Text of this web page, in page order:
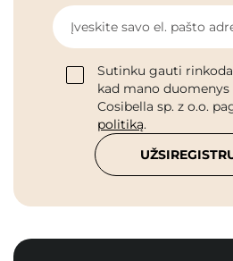
Įveskite savo el. pašto
Sutinku gauti
kad mano
Cosibella sp. z o.o.
politiką.